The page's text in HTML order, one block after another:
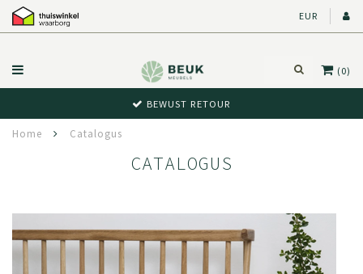
EUR
(0)
BEWUST RETOUR
Home Catalogus
CATALOGUS